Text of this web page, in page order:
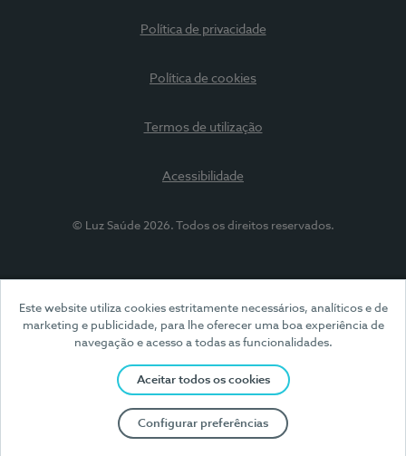
Este website utiliza cookies estritamente necessários, analíticos e de
marketing e publicidade, para lhe oferecer uma boa experiência de
navegação e acesso a todas as funcionalidades.
Aceitar todos os cookies
Configurar preferências
Política de privacidade
Política de cookies
Termos de utilização
Acessibilidade
© Luz Saúde 2026. Todos os direitos reservados.